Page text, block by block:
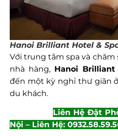
Hanoi Brilliant Hotel &
Với trung tâm spa và
nhà hàng, Hanoi
đến một kỳ nghỉ thư giãn
du khách.
Liên Hệ Đặt
Nội – Liên Hệ: